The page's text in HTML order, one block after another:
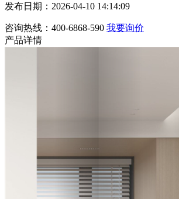
发布日期：2026-04-10 14:14:09
咨询热线：400-6868-590 我要询价
产品详情